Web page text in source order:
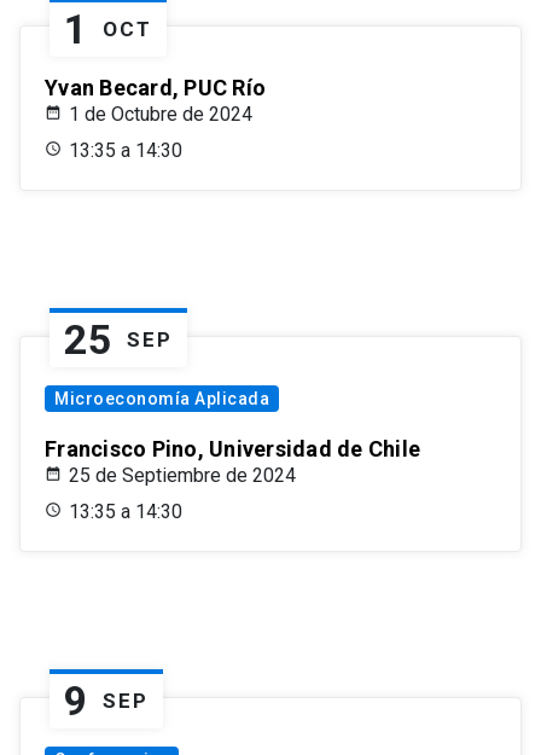
1 OCT
Yvan Becard, PUC Río
1 de Octubre de 2024
13:35 a 14:30
25 SEP
Microeconomía Aplicada
Francisco Pino, Universidad de Chile
25 de Septiembre de 2024
13:35 a 14:30
9 SEP